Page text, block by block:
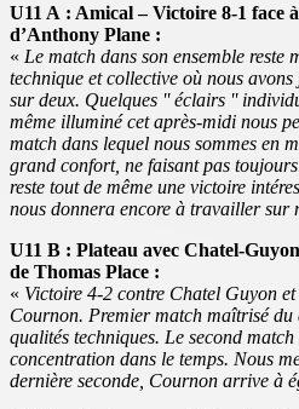
U11 A : Amical – Victoire 8-1 face
d’Anthony Plane :
« Le match dans son ensemble reste
technique et collective où nous
sur deux. Quelques '' éclairs ''
même illuminé cet après-midi nous
match dans lequel nous sommes en
grand confort, ne faisant pas
reste tout de même une victoire
nous donnera encore à travailler sur
U11 B : Plateau avec Chatel-
de Thomas Place :
« Victoire 4-2 contre Chatel Guyon
Cournon. Premier match maîtrisé
qualités techniques. Le second
concentration dans le temps. Nous
dernière seconde, Cournon arrive à